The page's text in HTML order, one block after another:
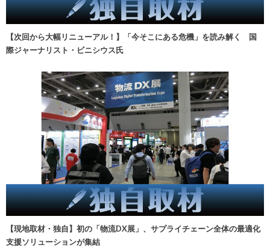
【次回から大幅リニューアル！】「今そこにある危機」を読み解く 国
際ジャーナリスト・ビニシウス氏
【現地取材・独自】初の「物流DX展」、サプライチェーン全体の最適化
支援ソリューションが集結